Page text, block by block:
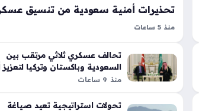
منذ 5 ساعات
عراقية مع الحوثيين تضع المملكة العربية السعودية
أمام تحديات استراتيجية بالغة الدقة، حيث تشير
استخباراتية دولية إلى وجود مخططات لشن
تحالف عسكري ثلاثي مرتقب بين
السعودية وباكستان وتركيا لتعزيز
المنطقة
منذ 9 ساعات
تحولات استراتيجية تعيد صياغة